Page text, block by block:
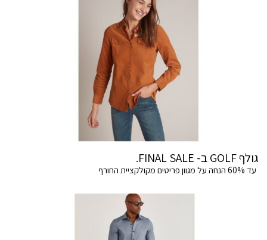
גולף GOLF ב- FINAL SALE.
עד 60% הנחה על מגוון פריטים מקולקציית החורף